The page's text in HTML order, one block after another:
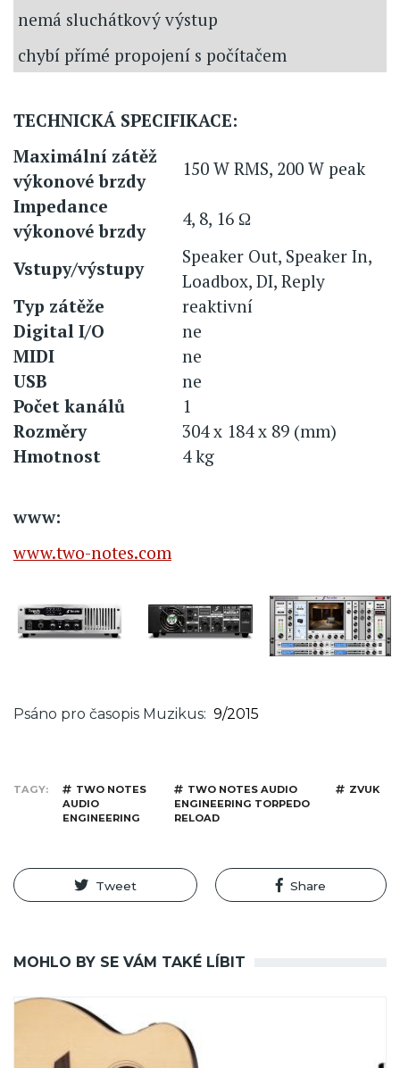
nemá sluchátkový výstup
chybí přímé propojení s počítačem
TECHNICKÁ SPECIFIKACE:
Maximální zátěž
výkonové brzdy
150 W RMS, 200 W peak
Impedance
výkonové brzdy
4, 8, 16 Ω
Vstupy/výstupy
Speaker Out, Speaker In,
Loadbox, DI, Reply
Typ zátěže
reaktivní
Digital I/O
ne
MIDI
ne
USB
ne
Počet kanálů
1
Rozměry
304 x 184 x 89 (mm)
Hmotnost
4 kg
www:
www.two-notes.com
Psáno pro časopis Muzikus 9/2015
TAGY
TWO NOTES
AUDIO
ENGINEERING
TWO NOTES AUDIO
ENGINEERING TORPEDO
RELOAD
ZVUK
Tweet Share
MOHLO BY SE VÁM TAKÉ LÍBIT